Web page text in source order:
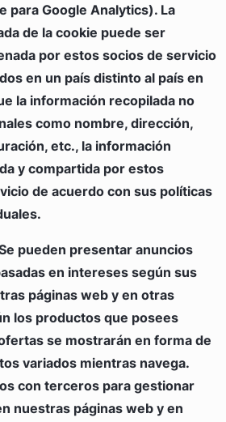
para Google Analytics). La
de la cookie puede ser
por estos socios de servicio
en un país distinto al país en
la información recopilada no
como nombre, dirección,
etc., la información
y compartida por estos
de acuerdo con sus políticas
pueden presentar anuncios
en intereses según sus
páginas web y en otras
los productos que posees
se mostrarán en forma de
variados mientras navega.
con terceros para gestionar
nuestras páginas web y en